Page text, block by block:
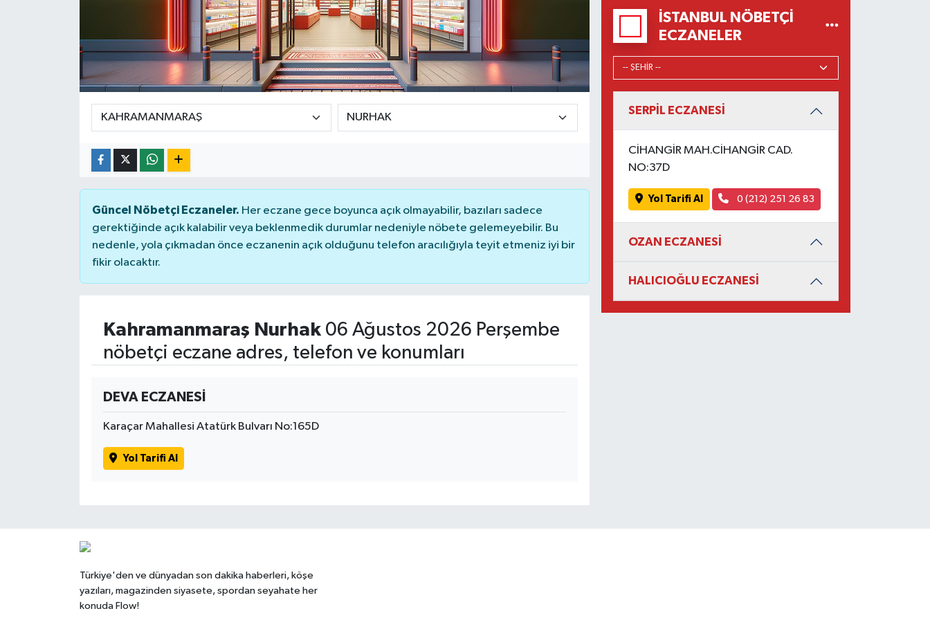
Güncel Nöbetçi Eczaneler. Her eczane gece boyunca açık olmayabilir, bazıları sadece
gerektiğinde açık kalabilir veya beklenmedik durumlar nedeniyle nöbete gelemeyebilir. Bu
nedenle, yola çıkmadan önce eczanenin açık olduğunu telefon aracılığıyla teyit etmeniz iyi bir
fikir olacaktır.
Kahramanmaraş Nurhak06 Ağustos 2026 Perşembe
nöbetçi eczane adres, telefon ve konumları
DEVA ECZANESİ
Karaçar Mahallesi Atatürk Bulvarı No:165D
Yol Tarifi Al
İSTANBUL NÖBETÇI
ECZANELER
SERPİL ECZANESİ
CİHANGİR MAH.CİHANGİR CAD.
NO:37D
Yol Tarifi Al 0 (212) 251 26 83
OZAN ECZANESİ
HALICIOĞLU ECZANESİ
Türkiye'den ve dünyadan son dakika haberleri, köşe
yazıları, magazinden siyasete, spordan seyahate her
konuda Flow!